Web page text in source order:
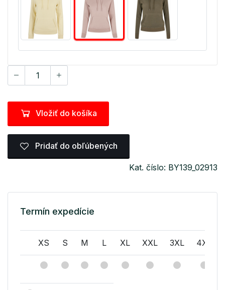
Vložiť do košíka
Pridať do obľúbených
Kat. číslo: BY139_02913
Termín expedície
XS S M L XL XXL 3XL 4XL